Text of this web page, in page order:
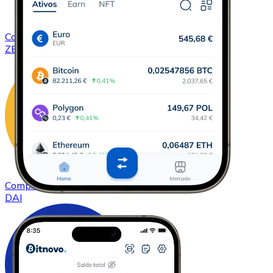
Comprar ZCash
com transferência bancárias
ZEC
ComprarDAIcom transferência bancárias
DAI